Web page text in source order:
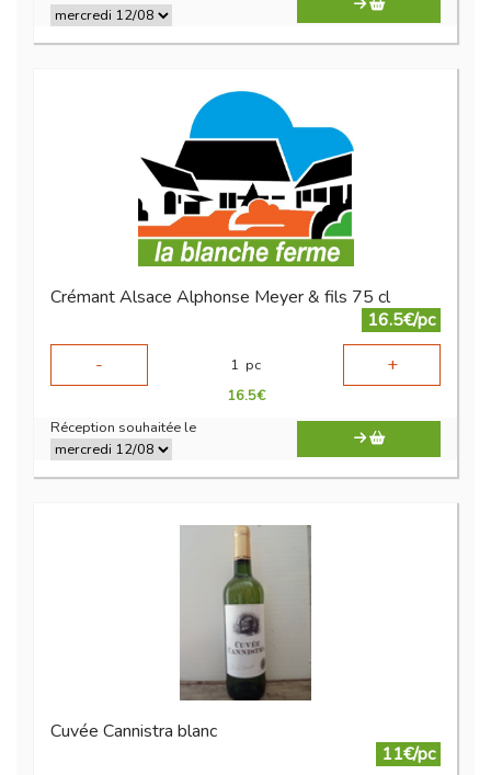
Crémant Alsace Alphonse Meyer & fils 75 cl
16.5€/pc
-
1 pc +
16.5€
Réception souhaitée le
Cuvée Cannistra blanc
11€/pc